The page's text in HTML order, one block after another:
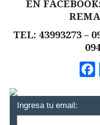
EN
TEL: 43993273 –
Ingresa tu email: